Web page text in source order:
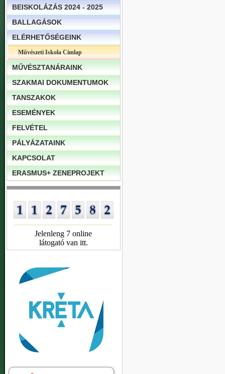
BEISKOLÁZÁS 2024 - 2025
BALLAGÁSOK
ELÉRHETŐSÉGEINK
Művészeti Iskola Címlap
MŰVÉSZTANÁRAINK
SZAKMAI DOKUMENTUMOK
TANSZAKOK
ESEMÉNYEK
FELVÉTEL
PÁLYÁZATAINK
KAPCSOLAT
ERASMUS+ ZENEPROJEKT
Jelenleng 7 online
látogató van itt.